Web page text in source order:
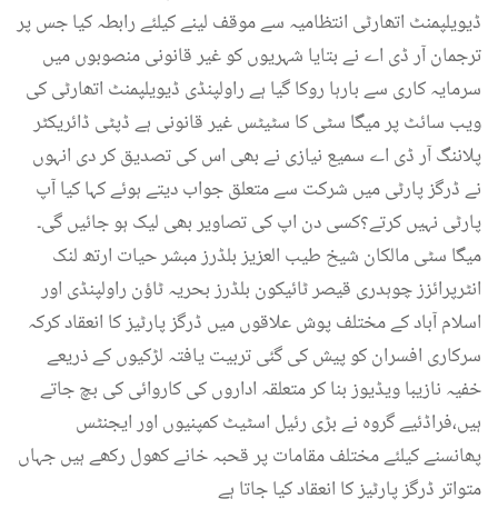
ڈیویلپمنٹ اتھارٹی انتظامیہ سے موقف لینے کیلئے رابطہ کیا جس پر
ترجمان آر ڈی اے نے بتایا شہریوں کو غیر قانونی منصوبوں میں
سرمایہ کاری سے بارہا روکا گیا ہے راولپنڈی ڈیویلپمنٹ اتھارٹی کی
ویب سائٹ پر میگا سٹی کا سٹیٹس غیر قانونی ہے ڈپٹی ڈائریکٹر
پلاننگ آر ڈی اے سمیع نیازی نے بھی اس کی تصدیق کر دی انہوں
نے ڈرگز پارٹی میں شرکت سے متعلق جواب دیتے ہوئے کہا کیا آپ
پارٹی نہیں کرتے؟کسی دن اپ کی تصاویر بھی لیک ہو جائیں گی۔
میگا سٹی مالکان شیخ طیب العزیز بلڈرز مبشر حیات ارتھ لنک
انٹرپرائزز چوہدری قیصر ٹائیکون بلڈرز بحریہ ٹاؤن راولپنڈی اور
اسلام آباد کے مختلف پوش علاقوں میں ڈرگز پارٹیز کا انعقاد کرکہ
سرکاری افسران کو پیش کی گئی تربیت یافتہ لڑکیوں کے ذریعے
خفیہ نازیبا ویڈیوز بنا کر متعلقہ اداروں کی کاروائی کی بچ جاتے
ہیں،فراڈئیے گروہ نے بڑی رئیل اسٹیٹ کمپنیوں اور ایجنٹس
پھانسنے کیلئے مختلف مقامات پر قحبہ خانے کھول رکھے ہیں جہاں
متواتر ڈرگز پارٹیز کا انعقاد کیا جاتا ہے